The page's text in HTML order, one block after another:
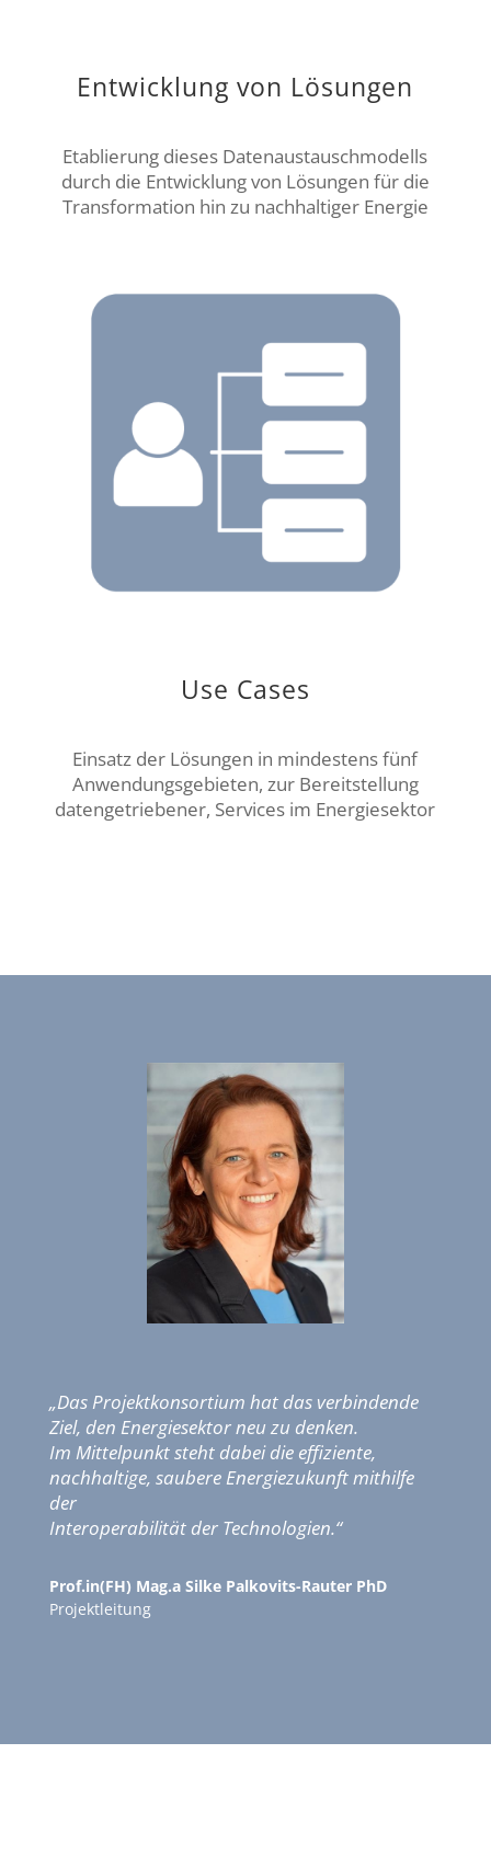
Entwicklung von Lösungen
Etablierung dieses Datenaustauschmodells
durch die Entwicklung von Lösungen für die
Transformation hin zu nachhaltiger Energie
Use Cases
Einsatz der Lösungen in mindestens fünf
Anwendungsgebieten, zur Bereitstellung
datengetriebener, Services im Energiesektor
„Das Projektkonsortium hat das verbindende
Ziel, den Energiesektor neu zu denken.
Im Mittelpunkt steht dabei die effiziente,
nachhaltige, saubere Energiezukunft mithilfe
der
Interoperabilität der Technologien.“
Prof.in(FH) Mag.a Silke Palkovits-Rauter PhD
Projektleitung